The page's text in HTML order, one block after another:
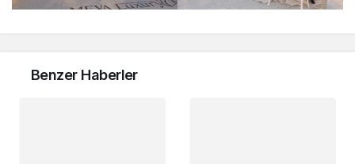
Benzer Haberler